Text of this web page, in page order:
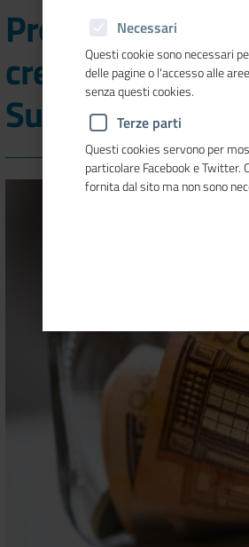
Propensione al
cresce più al
Sud in cinque anni
Necessari
Questi cookie sono necessari
delle pagine o l'accesso alle
senza questi cookies.
Terze parti
Questi cookies servono per
particolare Facebook e Twitter.
fornita dal sito ma non sono